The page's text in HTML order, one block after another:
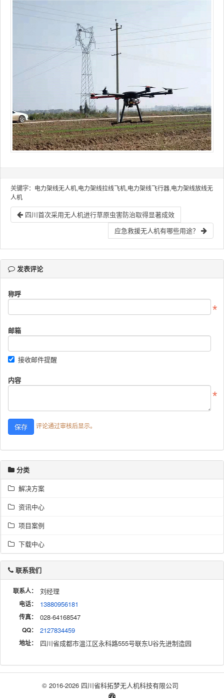
关键字：电力架线无人机,电力架线拉线飞机,电力架线飞行器,电力架线放线无
人机
四川首次采用无人机进行草原虫害防治取得显著成效
应急救援无人机有哪些用途？
发表评论
称呼
邮箱
接收邮件提醒
内容
评论通过审核后显示。
分类
解决方案
资讯中心
项目案例
下载中心
联系我们
联系人： 刘经理
电话： 13880956181
传真： 028-64168547
QQ： 2127834459
地址： 四川省成都市温江区永科路555号联东U谷先进制造园
© 2016-2026 四川省科拓梦无人机科技有限公司